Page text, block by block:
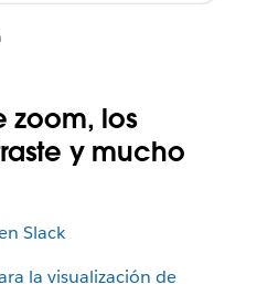
zoom, los
y mucho
Slack
la visualización de